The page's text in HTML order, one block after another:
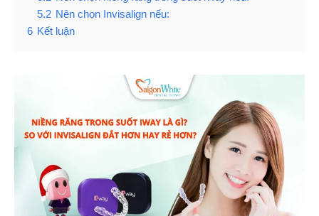
5.2 Nên chọn Invisalign nếu:
6 Kết luận